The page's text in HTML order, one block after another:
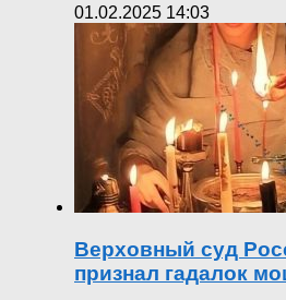
01.02.2025 14:03
Верховный суд
признал гадалок